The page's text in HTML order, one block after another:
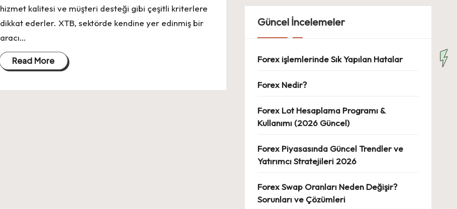
hizmet kalitesi ve müşteri desteği gibi çeşitli kriterlere
dikkat ederler. XTB, sektörde kendine yer edinmiş bir
aracı…
Read More
Güncel İncelemeler
Forex işlemlerinde Sık Yapılan Hatalar
Forex Nedir?
Forex Lot Hesaplama Programı &
Kullanımı (2026 Güncel)
Forex Piyasasında Güncel Trendler ve
Yatırımcı Stratejileri 2026
Forex Swap Oranları Neden Değişir?
Sorunları ve Çözümleri